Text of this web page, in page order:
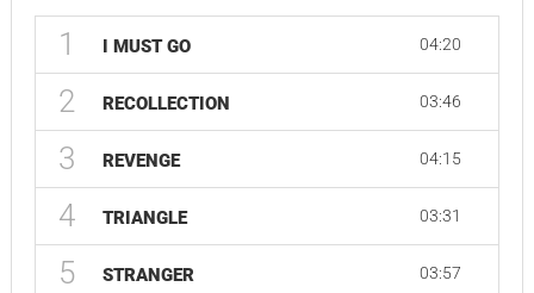
1 I MUST GO 04:20
2 RECOLLECTION 03:46
3 REVENGE 04:15
4 TRIANGLE 03:31
5 STRANGER 03:57